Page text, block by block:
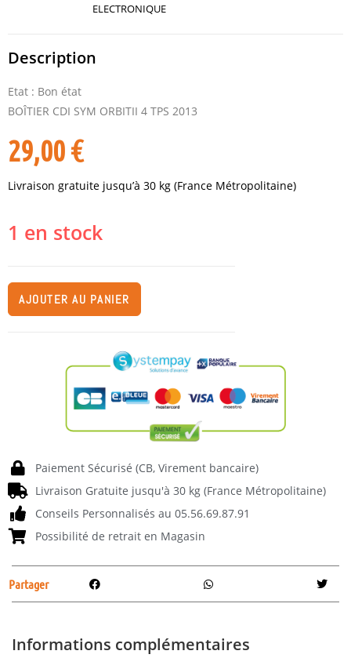
ELECTRONIQUE
Description
Etat : Bon état
BOÎTIER CDI SYM ORBITII 4 TPS 2013
29,00€
Livraison gratuite jusqu’à 30 kg (France Métropolitaine)
1 en stock
AJOUTER AU PANIER
Paiement Sécurisé (CB, Virement bancaire)
Livraison Gratuite jusqu'à 30 kg (France Métropolitaine)
Conseils Personnalisés au 05.56.69.87.91
Possibilité de retrait en Magasin
Partager
Informations complémentaires